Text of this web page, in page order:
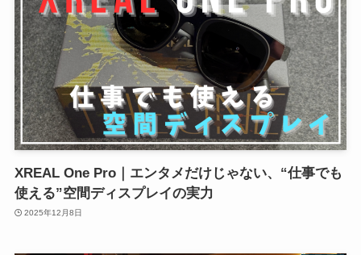
XREAL One Pro｜エンタメだけじゃない、“仕事でも
使える”空間ディスプレイの実力
2025年12月8日